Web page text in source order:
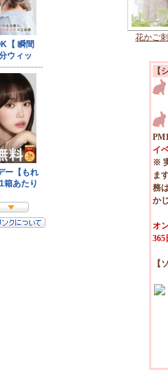
花かご
【
イ
※
ま
務
か
オ
365
【